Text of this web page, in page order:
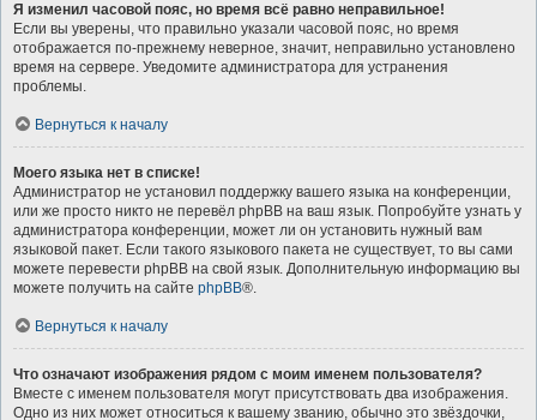
Я изменил часовой пояс, но время всё равно неправильное!
Если вы уверены, что правильно указали часовой пояс, но время
отображается по-прежнему неверное, значит, неправильно установлено
время на сервере. Уведомите администратора для устранения
проблемы.
Вернуться к началу
Моего языка нет в списке!
Администратор не установил поддержку вашего языка на конференции,
или же просто никто не перевёл phpBB на ваш язык. Попробуйте узнать у
администратора конференции, может ли он установить нужный вам
языковой пакет. Если такого языкового пакета не существует, то вы сами
можете перевести phpBB на свой язык. Дополнительную информацию вы
можете получить на сайте phpBB®.
Вернуться к началу
Что означают изображения рядом с моим именем пользователя?
Вместе с именем пользователя могут присутствовать два изображения.
Одно из них может относиться к вашему званию, обычно это звёздочки,